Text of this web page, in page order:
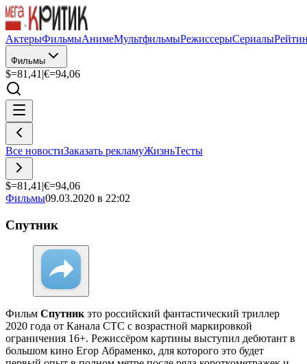
АктерыФильмыАнимеМультфильмыРежиссерыСериалы
Фильмы
$=81,41 |€=94,06
Все новостиЗаказать рекламуЖизньТесты
$=81,41 |€=94,06
Фильмы09.03.2020 в 22:02
Спутник
Фильм Спутникэто российский фантастический триллер
2020 года от Канала СТС с возрастной маркировкой
ограничения 16+. Режиссёром картины выступил дебютант в
большом кино Егор Абраменко, для которого это будет